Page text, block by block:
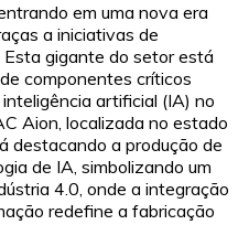
em uma nova era
a iniciativas de
gigante do setor está
componentes críticos
artificial (IA) no
Aion, localizada no estado
destacando a produção de
de IA, simbolizando um
4.0, onde a integração
redefine a fabricação